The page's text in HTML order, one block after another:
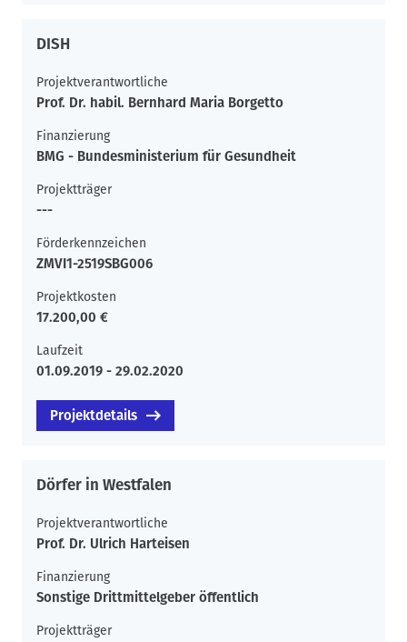
DISH
Projektverantwortliche
Prof. Dr. habil. Bernhard Maria Borgetto
Finanzierung
BMG - Bundesministerium für Gesundheit
Projektträger
---
Förderkennzeichen
ZMVI1-2519SBG006
Projektkosten
17.200,00 €
Laufzeit
01.09.2019 - 29.02.2020
Projektdetails
Dörfer in Westfalen
Projektverantwortliche
Prof. Dr. Ulrich Harteisen
Finanzierung
Sonstige Drittmittelgeber öffentlich
Projektträger